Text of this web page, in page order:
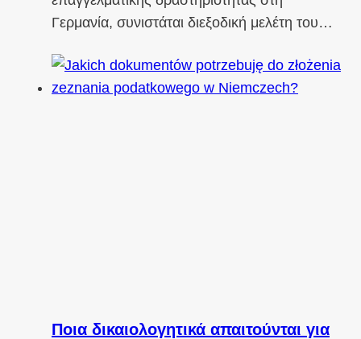
Γερμανία, συνιστάται διεξοδική μελέτη του…
Ποια δικαιολογητικά απαιτούνται για